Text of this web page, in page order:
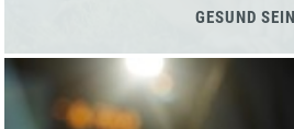
GESUND SEIN